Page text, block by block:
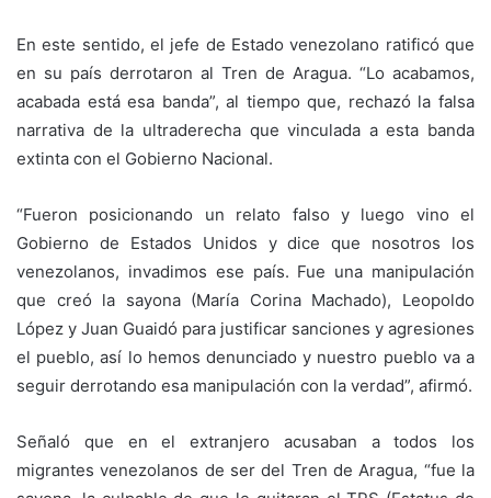
En este sentido, el jefe de Estado venezolano ratificó que
en su país derrotaron al Tren de Aragua. “Lo acabamos,
acabada está esa banda”, al tiempo que, rechazó la falsa
narrativa de la ultraderecha que vinculada a esta banda
extinta con el Gobierno Nacional.
“Fueron posicionando un relato falso y luego vino el
Gobierno de Estados Unidos y dice que nosotros los
venezolanos, invadimos ese país. Fue una manipulación
que creó la sayona (María Corina Machado), Leopoldo
López y Juan Guaidó para justificar sanciones y agresiones
el pueblo, así lo hemos denunciado y nuestro pueblo va a
seguir derrotando esa manipulación con la verdad”, afirmó.
Señaló que en el extranjero acusaban a todos los
migrantes venezolanos de ser del Tren de Aragua, “fue la